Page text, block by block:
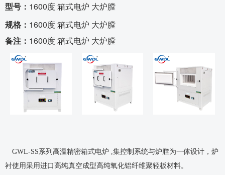
型号： 1600度 箱式电炉 大炉膛
规格： 1600度 箱式电炉 大炉膛
备注： 1600度 箱式电炉 大炉膛
GWL-SS系列高温精密箱式电炉 集控制系统与炉膛为一体设计，炉
衬使用采用进口高纯真空成型高纯氧化铝纤维聚轻板材料。